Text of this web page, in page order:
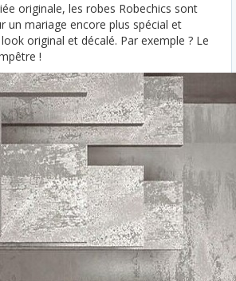
originale, les robes Robechics sont
un mariage encore plus spécial et
original et décalé. Par exemple ? Le
!